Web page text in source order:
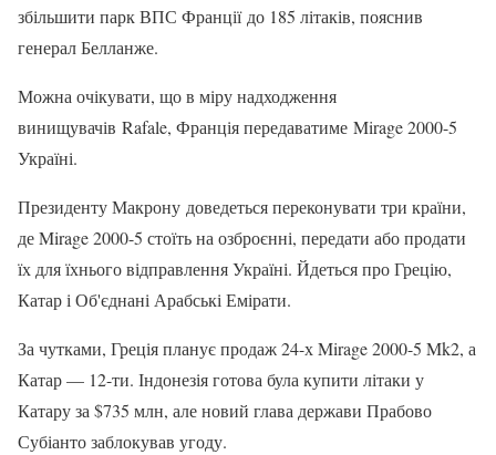
збільшити парк ВПС Франції до 185 літаків, пояснив
генерал Белланже.
Можна очікувати, що в міру надходження
винищувачів Rafale, Франція передаватиме Mirage 2000-5
Україні.
Президенту Макрону доведеться переконувати три країни,
де Mirage 2000-5 стоїть на озброєнні, передати або продати
їх для їхнього відправлення Україні. Йдеться про Грецію,
Катар і Об'єднані Арабські Емірати.
За чутками, Греція планує продаж 24-х Mirage 2000-5 Mk2, а
Катар — 12-ти. Індонезія готова була купити літаки у
Катару за $735 млн, але новий глава держави Прабово
Субіанто заблокував угоду.